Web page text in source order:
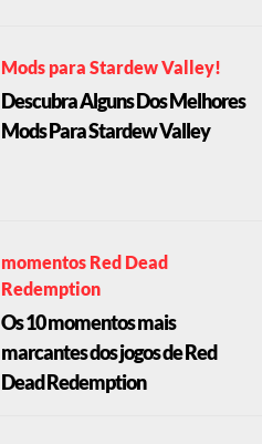
Mods para Stardew Valley!
Descubra Alguns Dos Melhores
Mods Para Stardew Valley
momentos Red Dead
Redemption
Os 10 momentos mais
marcantes dos jogos de Red
Dead Redemption